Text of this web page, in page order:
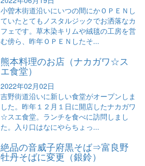
小曽木街道沿いにいつの間にかＯＰＥＮし
ていたとてもノスタルジックでお洒落なカ
フェです。草木染キリムや絨毯の工房を営
む傍ら、昨年ＯＰＥＮしたそ...
熊本料理のお店（ナカガワ☆ス
エ食堂）
2022年02月02日
吉野街道沿いに新しい食堂がオープンしま
した。昨年１２月１日に開店したナカガワ
☆スエ食堂。ランチを食べに訪問しまし
た。入り口はなにやらちょっ...
絶品の音威子府黒そば⇒富良野
牡丹そばに変更（銀鈴）